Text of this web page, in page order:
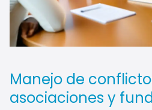
Manejo de
asociaciones y